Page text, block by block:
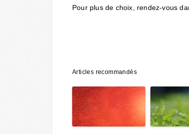
Pour plus de choix, rendez-vous
Articles recommandés